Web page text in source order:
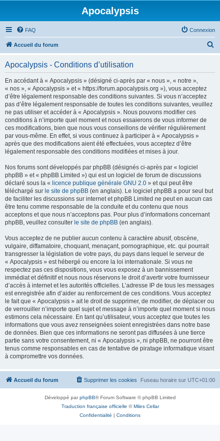
Apocalypsis
FAQ Connexion
Accueil du forum
Apocalypsis - Conditions d’utilisation
En accédant à « Apocalypsis » (désigné ci-après par « nous », « notre »,
« nos », « Apocalypsis » et « https://forum.apocalypsis.org »), vous acceptez
d’être légalement responsable des conditions suivantes. Si vous n’acceptez
pas d’être légalement responsable de toutes les conditions suivantes, veuillez
ne pas utiliser et accéder à « Apocalypsis ». Nous pouvons modifier ces
conditions à n’importe quel moment et nous essaierons de vous informer de
ces modifications, bien que nous vous conseillons de vérifier régulièrement
par vous-même. En effet, si vous continuez à participer à « Apocalypsis »
après que des modifications aient été effectuées, vous acceptez d’être
légalement responsable des conditions modifiées et mises à jour.
Nos forums sont développés par phpBB (désignés ci-après par « logiciel
phpBB » et « phpBB Limited ») qui est un logiciel de forum de discussions
déclaré sous la « licence publique générale GNU 2.0 » et qui peut être
téléchargé sur le site de phpBB (en anglais). Le logiciel phpBB a pour seul but
de faciliter les discussions sur internet et phpBB Limited ne peut en aucun cas
être tenu comme responsable de la conduite et du contenu que nous
acceptons et que nous n’acceptons pas. Pour plus d’informations concernant
phpBB, veuillez consulter le site de phpBB (en anglais).
Vous acceptez de ne publier aucun contenu à caractère abusif, obscène,
vulgaire, diffamatoire, choquant, menaçant, pornographique, etc. qui pourrait
transgresser la législation de votre pays, du pays dans lequel le serveur de
« Apocalypsis » est hébergé ou encore la loi internationale. Si vous ne
respectez pas ces dispositions, vous vous exposez à un bannissement
immédiat et définitif et nous nous réservons le droit d’avertir votre fournisseur
d’accès à internet et les autorités officielles. L’adresse IP de tous les messages
est enregistrée afin d’aider au renforcement de ces conditions. Vous acceptez
le fait que « Apocalypsis » ait le droit de supprimer, de modifier, de déplacer ou
de verrouiller n’importe quel sujet et message à n’importe quel moment si nous
estimons cela nécessaire. En tant qu’utilisateur, vous acceptez que toutes les
informations que vous avez renseignées soient enregistrées dans notre base
de données. Bien que ces informations ne seront pas diffusées à une tierce
partie sans votre consentement, ni « Apocalypsis », ni phpBB, ne pourront être
tenus comme responsables en cas de tentative de piratage informatique visant
à compromettre vos données.
Accueil du forum Fuseau horaire sur UTC+01:00
Supprimer les cookies
Développé parphpBB® Forum Software © phpBB Limited
Traduction française officielle ©Miles Cellar
Confidentialité | Conditions